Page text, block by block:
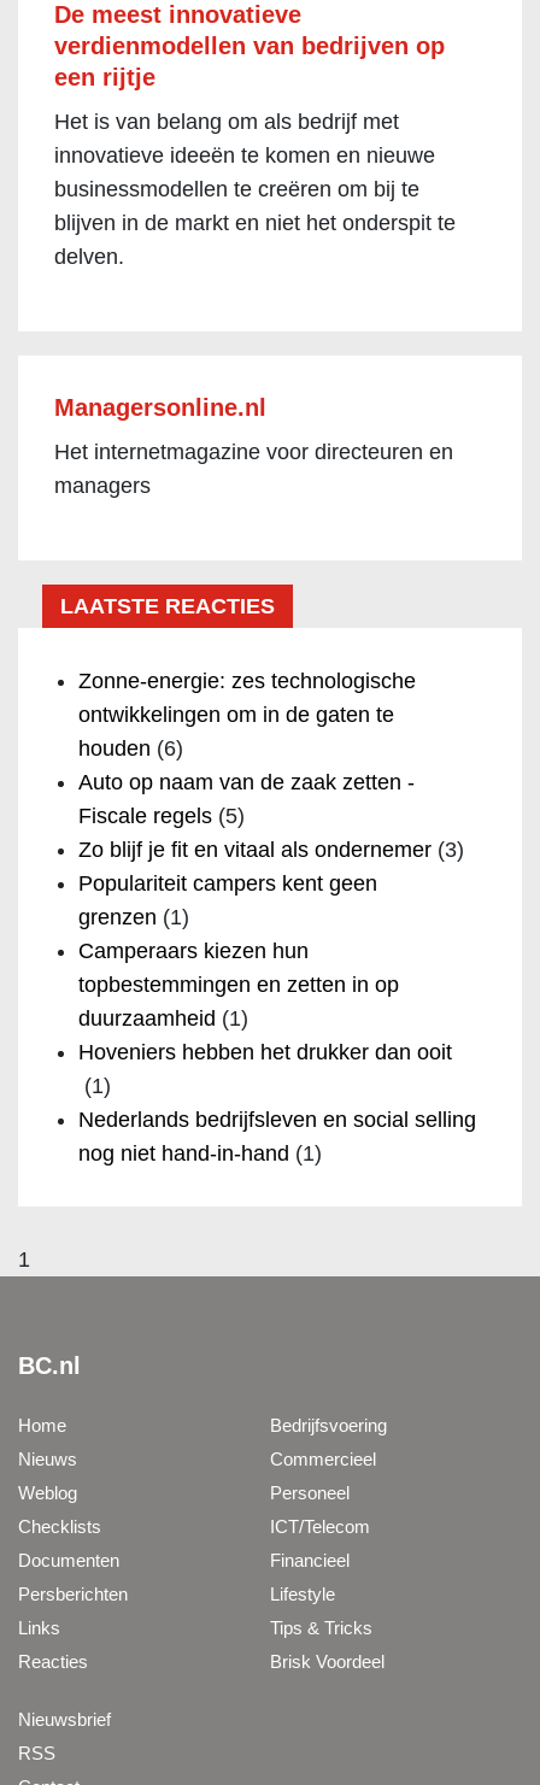
De meest innovatieve
verdienmodellen van bedrijven op
een rijtje
Het is van belang om als bedrijf met
innovatieve ideeën te komen en nieuwe
businessmodellen te creëren om bij te
blijven in de markt en niet het onderspit te
delven.
Managersonline.nl
Het internetmagazine voor directeuren en
managers
LAATSTE REACTIES
Zonne-energie: zes technologische
ontwikkelingen om in de gaten te
houden (6)
Auto op naam van de zaak zetten -
Fiscale regels (5)
Zo blijf je fit en vitaal als ondernemer (3)
Populariteit campers kent geen
grenzen (1)
Camperaars kiezen hun
topbestemmingen en zetten in op
duurzaamheid (1)
Hoveniers hebben het drukker dan ooit
(1)
Nederlands bedrijfsleven en social selling
nog niet hand-in-hand (1)
1
BC.nl
Home
Nieuws
Weblog
Checklists
Documenten
Persberichten
Links
Reacties
Bedrijfsvoering
Commercieel
Personeel
ICT/Telecom
Financieel
Lifestyle
Tips & Tricks
Brisk Voordeel
Nieuwsbrief
RSS